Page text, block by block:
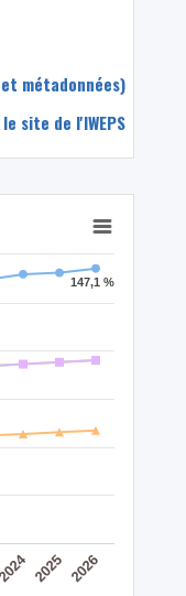
métadonnées)
site de l'IWEPS
2024 2025 2026
147,1 %
147,1 %